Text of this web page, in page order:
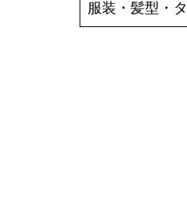
服装・髪型・